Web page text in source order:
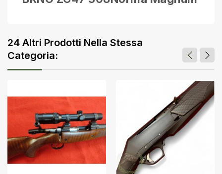
24 Altri Prodotti Nella Stessa
Categoria: